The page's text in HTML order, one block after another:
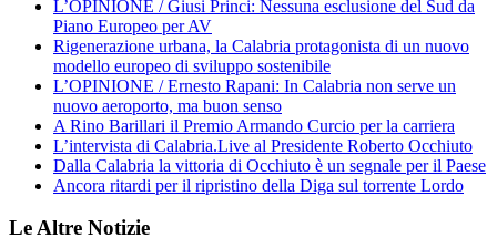
L’OPINIONE / Giusi Princi: Nessuna esclusione del Sud da
Piano Europeo per AV
Rigenerazione urbana, la Calabria protagonista di un nuovo
modello europeo di sviluppo sostenibile
L’OPINIONE / Ernesto Rapani: In Calabria non serve un
nuovo aeroporto, ma buon senso
A Rino Barillari il Premio Armando Curcio per la carriera
L’intervista di Calabria.Live al Presidente Roberto Occhiuto
Dalla Calabria la vittoria di Occhiuto è un segnale per il Paese
Ancora ritardi per il ripristino della Diga sul torrente Lordo
Le Altre Notizie